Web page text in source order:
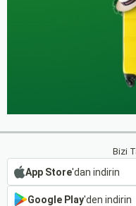
Bizi
App Store'dan indirin
Google Play'den indirin